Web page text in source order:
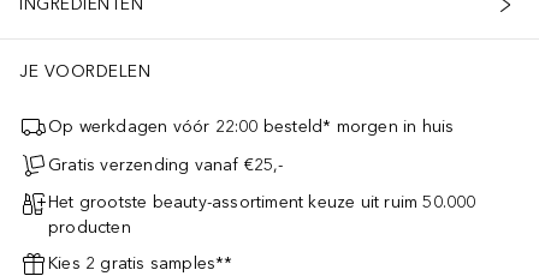
INGREDIËNTEN
JE VOORDELEN
Op werkdagen vóór 22:00 besteld* morgen in huis
Gratis verzending vanaf €25,-
Het grootste beauty-assortiment keuze uit ruim 50.000
producten
Kies 2 gratis samples**